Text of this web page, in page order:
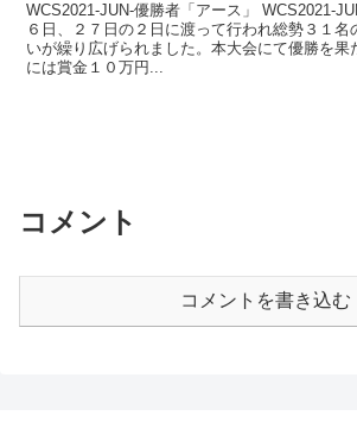
WCS2021-JUN-優勝者「アース」 WCS2021-
６日、２７日の２日に渡って行われ総勢３１
いが繰り広げられました。本大会にて優勝を果
には賞金１０万円...
コメント
コメントを書き込む